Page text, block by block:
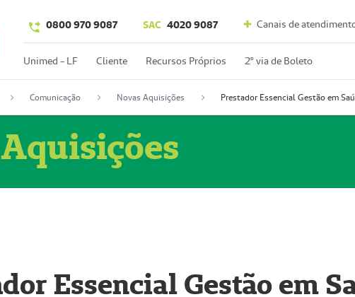
0800 970 9087 SAC 4020 9087 Canais de
Unimed - LF Cliente Recursos Próprios 2º via de Boleto
Comunicação Novas Aquisições
Essencial Gestão em